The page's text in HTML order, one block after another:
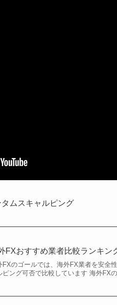
ムスキャルピング
FXおすすめ業者比較ランキン
FXのゴールでは、海外FX業者を安全
ピング可否で比較しています 海外FX